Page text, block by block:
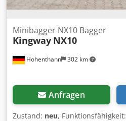
Hohenthann 302 km
Minibagger NX10 Bagger
Kingway NX10
Anfragen
Zustand: neu, Funktionsfähigkeit: